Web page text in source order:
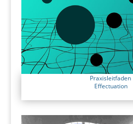
Praxisleitfaden
Effectuation